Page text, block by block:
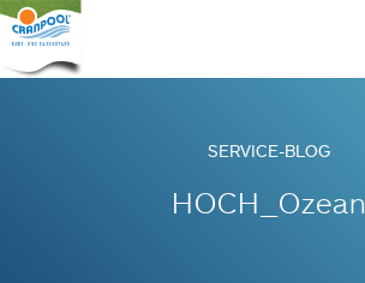
SERVICE-BLOG
HOCH_Ozean